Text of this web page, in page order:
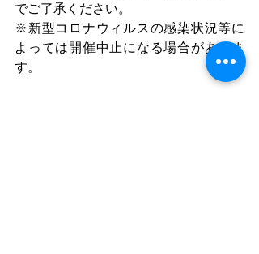
でご了承ください。
※新型コロナウィルスの感染状況等に
よっては開催中止になる場合がありま
す。